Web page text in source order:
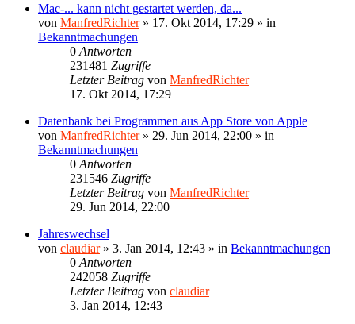
Mac-... kann nicht gestartet werden, da...
von ManfredRichter» 17. Okt 2014, 17:29 » in
Bekanntmachungen
0 Antworten
231481 Zugriffe
Letzter Beitrag von ManfredRichter
17. Okt 2014, 17:29
Datenbank bei Programmen aus App Store von Apple
von ManfredRichter» 29. Jun 2014, 22:00 » in
Bekanntmachungen
0 Antworten
231546 Zugriffe
Letzter Beitrag von ManfredRichter
29. Jun 2014, 22:00
Jahreswechsel
von claudiar» 3. Jan 2014, 12:43 » in Bekanntmachungen
0 Antworten
242058 Zugriffe
Letzter Beitrag von claudiar
3. Jan 2014, 12:43